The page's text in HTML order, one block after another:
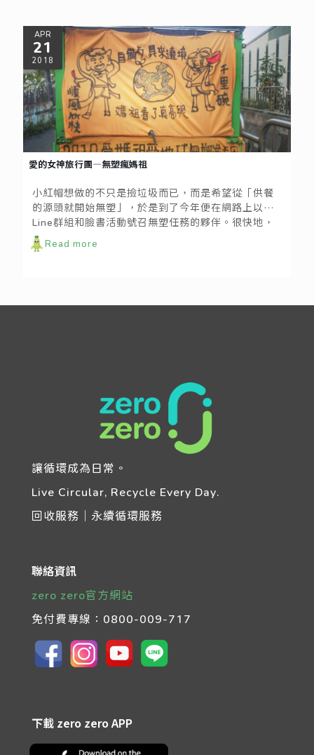
PP便當盒與上蓋、PS食物盒較容易篩選而出，其餘
PET, PVC, PLA的薄片塑膠則因混雜後不易分類，而
難以進入回收循環。
APR
21
2018
愛的女神旅行團—無塑瘋媽祖
小紅帽想做的不只是撿垃圾而已，而是希望從「供餐
的源頭就開始無塑」，於是到了今年便在網路上以
Line群組和臉書活動號召無塑任務的夥伴。很快地，
她聯繫上十幾年前就開始出借環保餐具的環保公司。
無塑之旅的沿途都有夥伴陸續加入或離開，像是第一
Read more
讓循環成為日常。
Live Circular, Recycle Every Day.
回收服務｜永續循環服務
聯絡資訊
zero zero官方網站
免付費專線： 0800-009-717
下載 zero zero APP